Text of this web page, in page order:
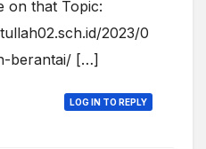
on that Topic:
2023/0
berantai/ […]
LOG IN TO REPLY